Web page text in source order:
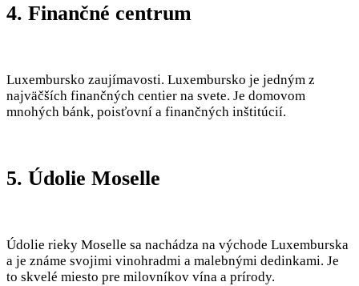
4. Finančné centrum
Luxembursko zaujímavosti. Luxembursko je jedným z
najväčších finančných centier na svete. Je domovom
mnohých bánk, poisťovní a finančných inštitúcií.
5. Údolie Moselle
Údolie rieky Moselle sa nachádza na východe Luxemburska
a je známe svojimi vinohradmi a malebnými dedinkami. Je
to skvelé miesto pre milovníkov vína a prírody.